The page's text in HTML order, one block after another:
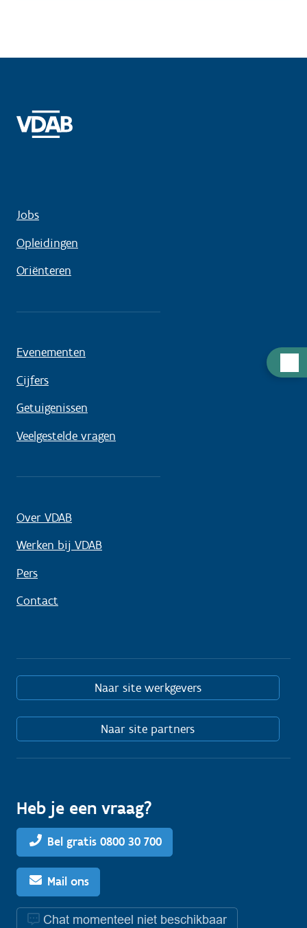
Jobs
Opleidingen
Oriënteren
Evenementen
Cijfers
Getuigenissen
Veelgestelde vragen
Over VDAB
Werken bij VDAB
Pers
Contact
Naar site werkgevers
Naar site partners
Heb je een vraag?
Bel gratis 0800 30 700
Mail ons
Chat momenteel niet beschikbaar